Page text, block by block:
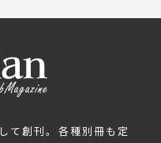
て創刊。各種別冊も定